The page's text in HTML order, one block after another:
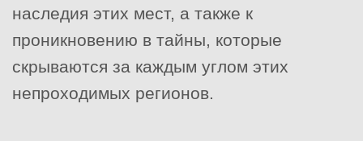
наследия этих мест, а также к
проникновению в тайны, которые
скрываются за каждым углом этих
непроходимых регионов.